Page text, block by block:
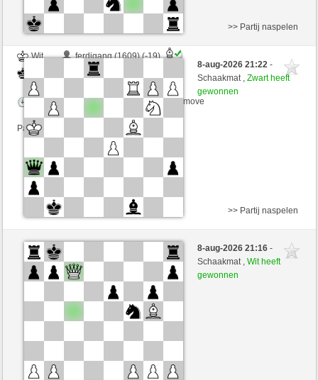
Wit
ferdigang (1609) (-19)
irokese (1543) (+19)
Speelduur: 2 minutes/side + 0 seconds/move
Partij telt mee voor de ranglijst
>> Partij naspelen
8-aug-2026 21:22-
Schaakmat ,Zwart heeft
gewonnen
Wit
immerwinner (1733) (-25)
Zwart
Speelduur: 2 minutes/side + 0 seconds/move
Partij telt mee voor de ranglijst
>> Partij naspelen
8-aug-2026 21:16-
Schaakmat ,Wit heeft
gewonnen